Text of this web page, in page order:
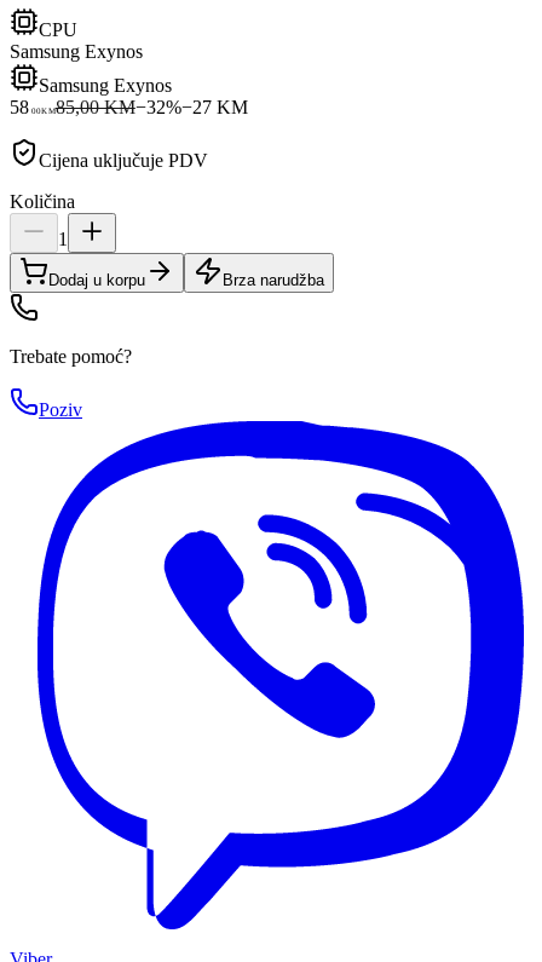
CPU
Samsung Exynos
Samsung Exynos
58 00KM85,00 KM−32%−27KM
Cijena uključuje PDV
Količina
1
Dodaj u korpu Brza narudžba
Trebate pomoć?
Poziv